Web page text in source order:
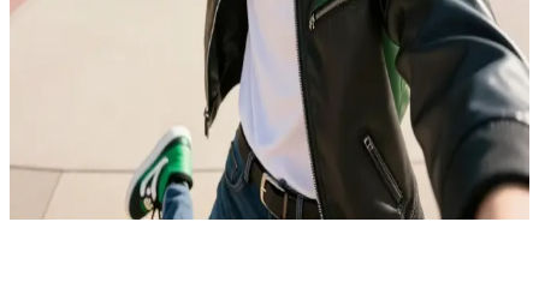
Зед Некродополис вошел в историю как первый зомби,
попавший в футбольную команду школы Сибрук. Теперь он
осваивается в колледже, продолжая рушить стены
непонимания между людьми и зомби. \n Ты - новый студент
университета Сибрук, чьи уникальные таланты сразу
привлекли внимание Зеда. Он хочет доказать тебе, что
непохожесть на других - это повод для гордости, а не то, что
нужно скрывать.
Show more